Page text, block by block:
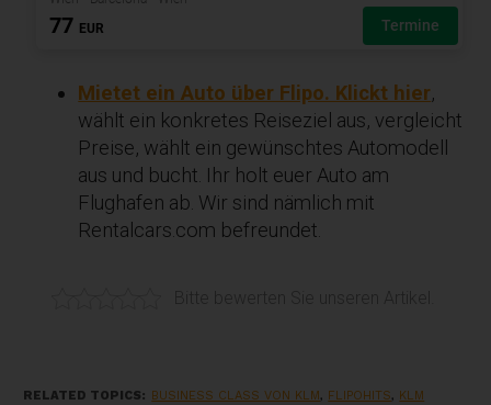
Mietet ein Auto über Flipo. Klickt hier,
wählt ein konkretes Reiseziel aus, vergleicht
Preise, wählt ein gewünschtes Automodell
aus und bucht. Ihr holt euer Auto am
Flughafen ab. Wir sind nämlich mit
Rentalcars.com befreundet.
RELATED TOPICS: BUSINESS CLASS VON KLM , FLIPOHITS, KLM